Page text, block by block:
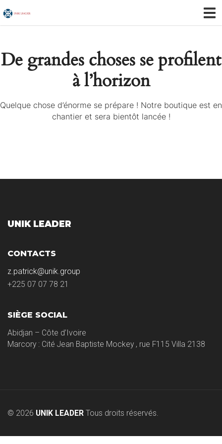
De grandes choses se profilent
à l’horizon
Quelque chose d’énorme se prépare ! Notre boutique est en
chantier et sera bientôt lancée !
UNIK LEADER
CONTACTS
z.patrick@unik.group
+225 07 07 78 21
SIÈGE SOCIAL
Abidjan – Côte d’Ivoire
Marcory : Cité Jean Baptiste Mockey , rue F115 Villa 2138
© 2026 UNIK LEADER Tous droits réservés.